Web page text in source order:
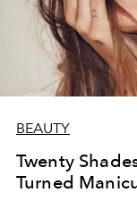
BEAUTY
Twenty
Turned